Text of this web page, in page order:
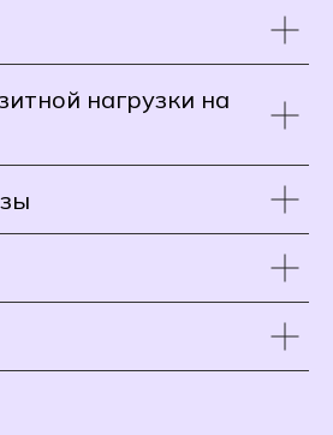
нагрузки на